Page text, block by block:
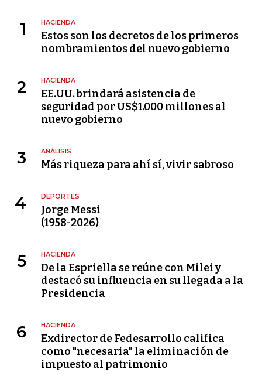
1 HACIENDA
Estos son los decretos de los primeros
nombramientos del nuevo gobierno
2 HACIENDA
EE.UU. brindará asistencia de
seguridad por US$1.000 millones al
nuevo gobierno
3 ANÁLISIS
Más riqueza para ahí sí, vivir sabroso
4 DEPORTES
Jorge Messi
(1958-2026)
5 HACIENDA
De la Espriella se reúne con Milei y
destacó su influencia en su llegada a la
Presidencia
6 HACIENDA
Exdirector de Fedesarrollo califica
como "necesaria" la eliminación de
impuesto al patrimonio